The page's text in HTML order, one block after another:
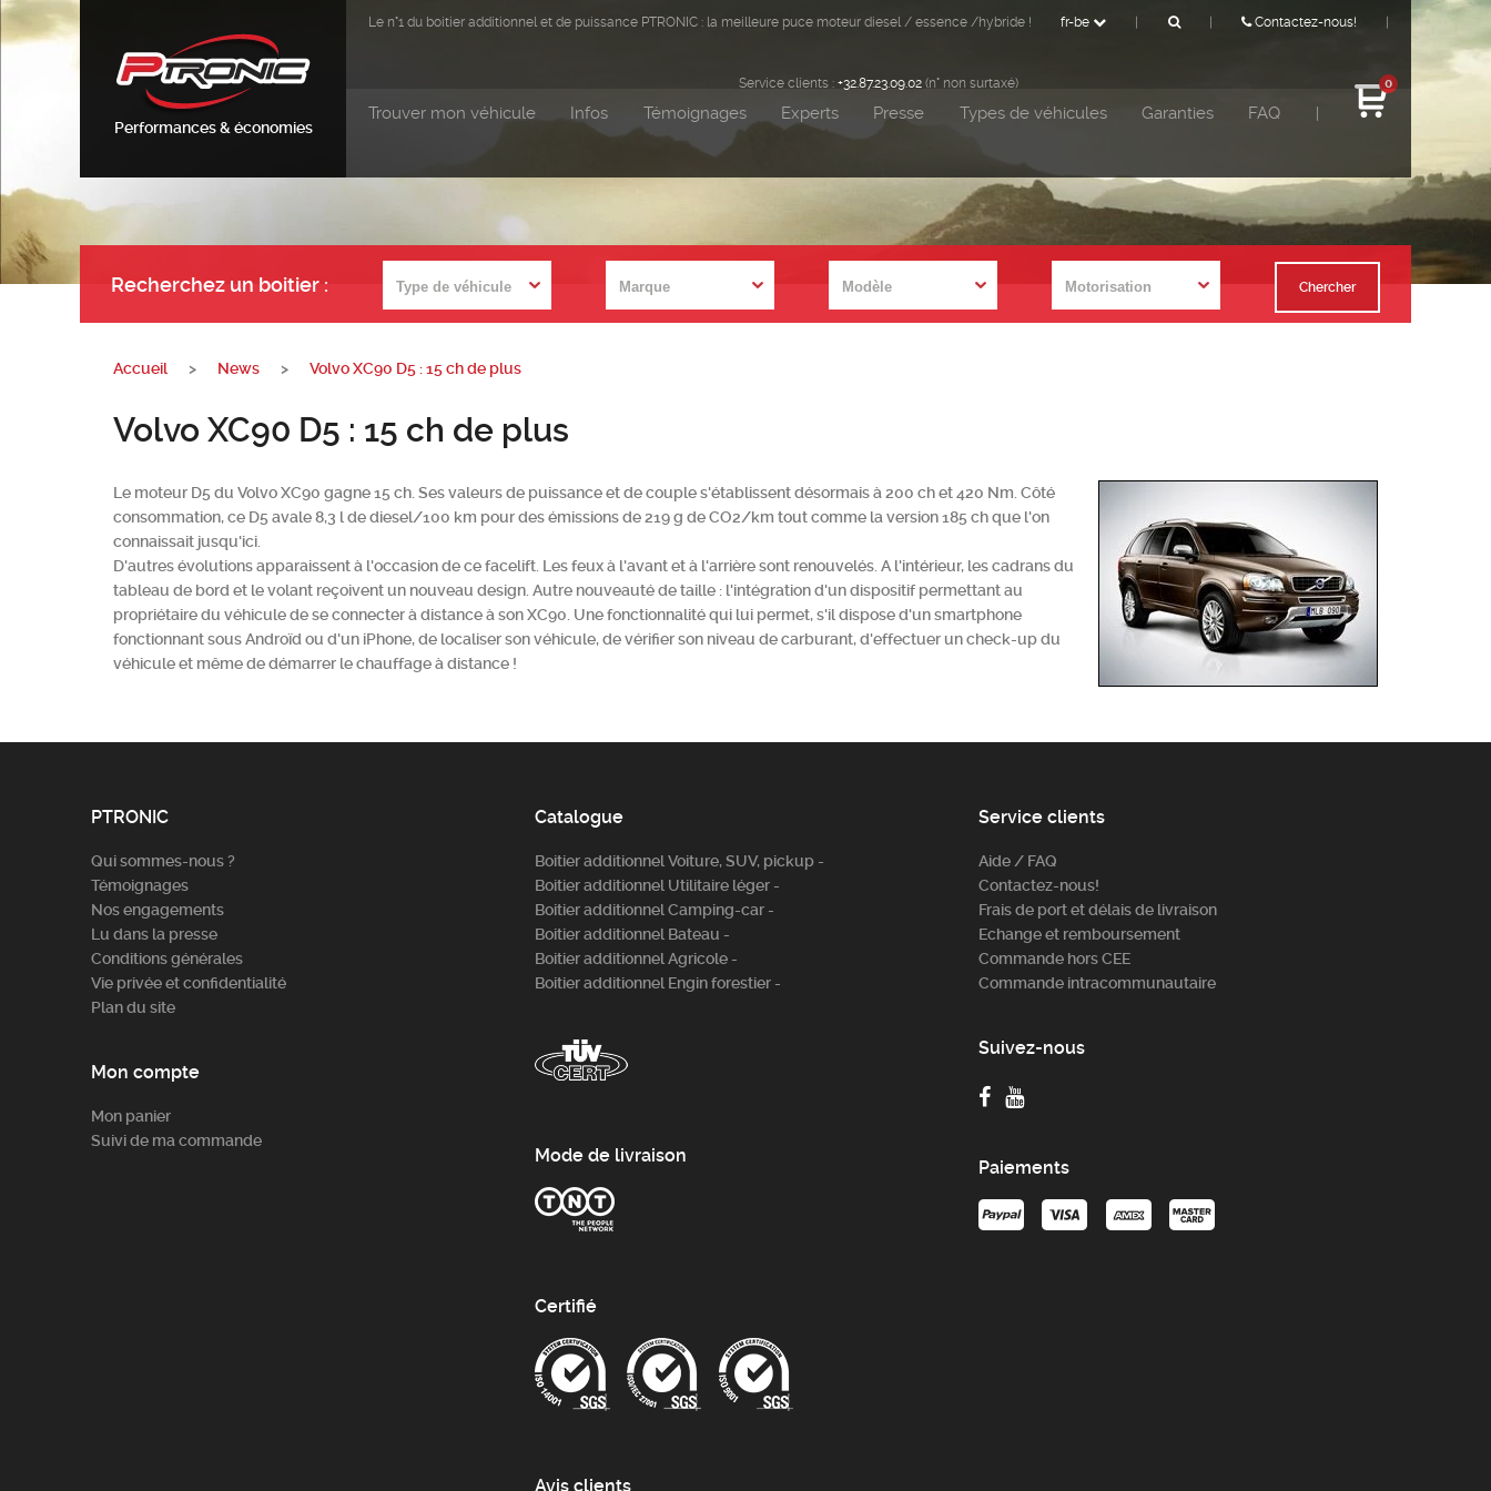
Performances & économies
Trouver mon véhicule Infos Témoignages Experts Presse Types de véhicules Garanties FAQ
0
Le n°1 du boitier additionnel et de puissance PTRONIC : la meilleure puce moteur diesel / essence /hybride ! fr-be Contactez-nous!
Service clients : +32.87.23.09.02 (n° non surtaxé)
Recherchez un boitier : Chercher
Accueil > News > Volvo XC90 D5 : 15 ch de plus
Volvo XC90 D5 : 15 ch de plus
Le moteur D5 du Volvo XC90 gagne 15 ch. Ses valeurs de puissance et de couple s'établissent désormais à 200 ch et 420 Nm. Côté
consommation, ce D5 avale 8,3 l de diesel/100 km pour des émissions de 219 g de CO2/km tout comme la version 185 ch que l'on
connaissait jusqu'ici.
D'autres évolutions apparaissent à l'occasion de ce facelift. Les feux à l'avant et à l'arrière sont renouvelés. A l'intérieur, les cadrans du
tableau de bord et le volant reçoivent un nouveau design. Autre nouveauté de taille : l'intégration d'un dispositif permettant au
propriétaire du véhicule de se connecter à distance à son XC90. Une fonctionnalité qui lui permet, s'il dispose d'un smartphone
fonctionnant sous Androïd ou d'un iPhone, de localiser son véhicule, de vérifier son niveau de carburant, d'effectuer un check-up du
véhicule et même de démarrer le chauffage à distance !
PTRONIC
Qui sommes-nous ?
Témoignages
Nos engagements
Lu dans la presse
Conditions générales
Vie privée et confidentialité
Plan du site
Mon compte
Mon panier
Suivi de ma commande
Catalogue
Boitier additionnel Voiture, SUV, pickup -
Boitier additionnel Utilitaire léger -
Boitier additionnel Camping-car -
Boitier additionnel Bateau -
Boitier additionnel Agricole -
Boitier additionnel Engin forestier -
Mode de livraison
Certifié
Avis clients
Service clients
Aide / FAQ
Contactez-nous!
Frais de port et délais de livraison
Echange et remboursement
Commande hors CEE
Commande intracommunautaire
Suivez-nous
Paiements